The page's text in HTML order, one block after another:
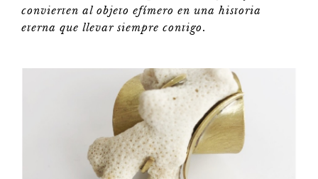
convierten al objeto efímero en una historia
eterna que llevar siempre contigo.